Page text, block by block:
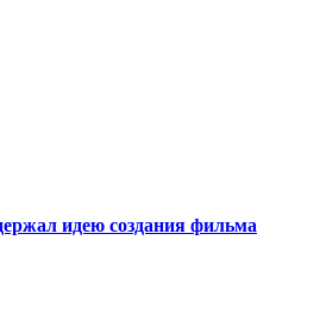
идею создания фильма